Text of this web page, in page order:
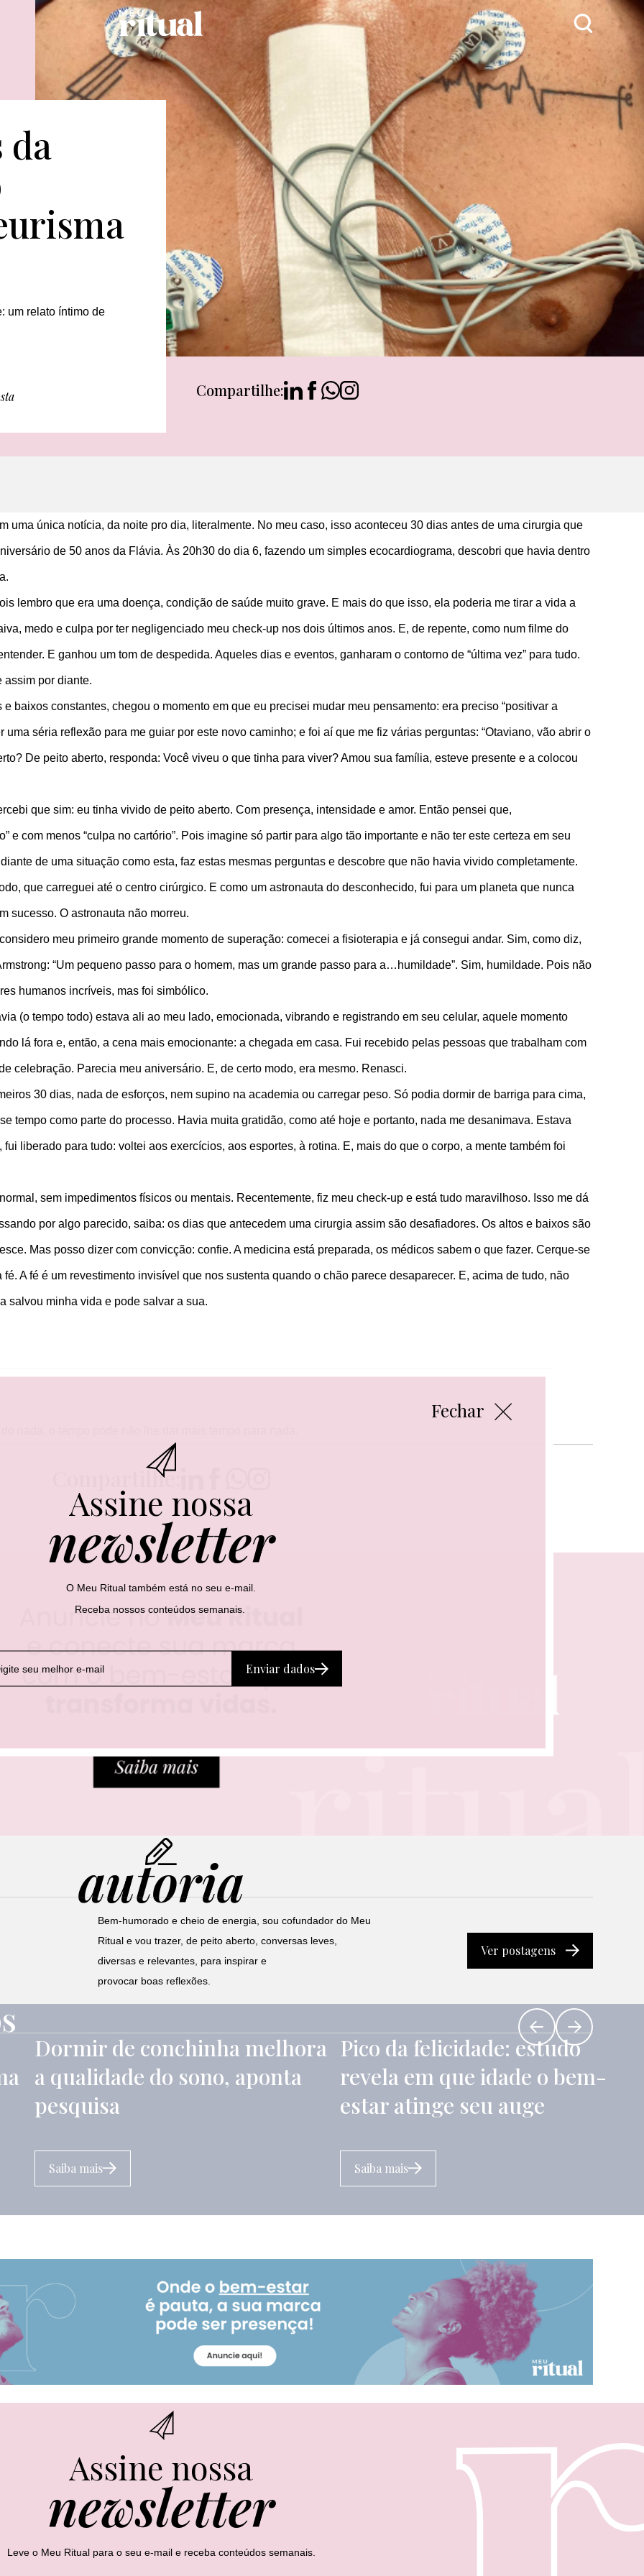
da
um relato íntimo de
Compartilhe:
uma única notícia, da noite pro dia, literalmente. No meu caso, isso aconteceu 30 dias antes de uma cirurgia que
de 50 anos da Flávia. Às 20h30 do dia 6, fazendo um simples ecocardiograma, descobri que havia dentro
lembro que era uma doença, condição de saúde muito grave. E mais do que isso, ela poderia me tirar a vida a
medo e culpa por ter negligenciado meu check-up nos dois últimos anos. E, de repente, como num filme do
E ganhou um tom de despedida. Aqueles dias e eventos, ganharam o contorno de “última vez” para tudo.
assim por diante.
baixos constantes, chegou o momento em que eu precisei mudar meu pensamento: era preciso “positivar a
séria reflexão para me guiar por este novo caminho; e foi aí que me fiz várias perguntas: “Otaviano, vão abrir o
De peito aberto, responda: Você viveu o que tinha para viver? Amou sua família, esteve presente e a colocou
que sim: eu tinha vivido de peito aberto. Com presença, intensidade e amor. Então pensei que,
e com menos “culpa no cartório”. Pois imagine só partir para algo tão importante e não ter este certeza em seu
de uma situação como esta, faz estas mesmas perguntas e descobre que não havia vivido completamente.
que carreguei até o centro cirúrgico. E como um astronauta do desconhecido, fui para um planeta que nunca
sucesso. O astronauta não morreu.
meu primeiro grande momento de superação: comecei a fisioterapia e já consegui andar. Sim, como diz,
“Um pequeno passo para o homem, mas um grande passo para a…humildade”. Sim, humildade. Pois não
humanos incríveis, mas foi simbólico.
(o tempo todo) estava ali ao meu lado, emocionada, vibrando e registrando em seu celular, aquele momento
lá fora e, então, a cena mais emocionante: a chegada em casa. Fui recebido pelas pessoas que trabalham com
celebração. Parecia meu aniversário. E, de certo modo, era mesmo. Renasci.
30 dias, nada de esforços, nem supino na academia ou carregar peso. Só podia dormir de barriga para cima,
tempo como parte do processo. Havia muita gratidão, como até hoje e portanto, nada me desanimava. Estava
liberado para tudo: voltei aos exercícios, aos esportes, à rotina. E, mais do que o corpo, a mente também foi
sem impedimentos físicos ou mentais. Recentemente, fiz meu check-up e está tudo maravilhoso. Isso me dá
por algo parecido, saiba: os dias que antecedem uma cirurgia assim são desafiadores. Os altos e baixos são
Mas posso dizer com convicção: confie. A medicina está preparada, os médicos sabem o que fazer. Cerque-se
A fé é um revestimento invisível que nos sustenta quando o chão parece desaparecer. E, acima de tudo, não
salvou minha vida e pode salvar a sua.
nada, o tempo pode não lhe dar mais tempo para nada.
Compartilhe:
autoria
Bem-humorado e cheio de energia, sou cofundador do Meu
Ritual e vou trazer, de peito aberto, conversas leves,
diversas e relevantes, para inspirar e
provocar boas reflexões.
Ver postagens
Dormir de conchinha melhora
a qualidade do sono, aponta
pesquisa
Saiba mais
Pico da felicidade: estudo
revela em que idade o bem-
estar atinge seu auge
Saiba mais
Assine nossa
newsletter
Leve o Meu Ritual para o seu e-mail e receba conteúdos semanais.
Fechar
Assine nossa
newsletter
O Meu Ritual também está no seu e-mail.
Receba nossos conteúdos semanais.
Enviar dados